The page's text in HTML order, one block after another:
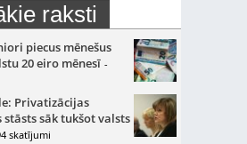
raksti
piecus mēnešus
20 eiro mēnesī -
Privatizācijas
stāsts sāk tukšot valsts
skatījumi